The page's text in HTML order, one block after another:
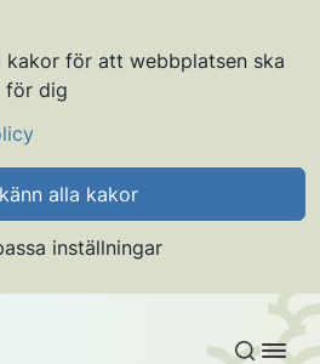
kakor för att webbplatsen ska
för dig
alla kakor
inställningar
innehållet